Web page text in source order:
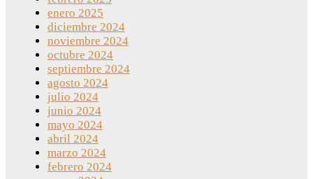
enero 2025
diciembre 2024
noviembre 2024
octubre 2024
septiembre 2024
agosto 2024
julio 2024
junio 2024
mayo 2024
abril 2024
marzo 2024
febrero 2024